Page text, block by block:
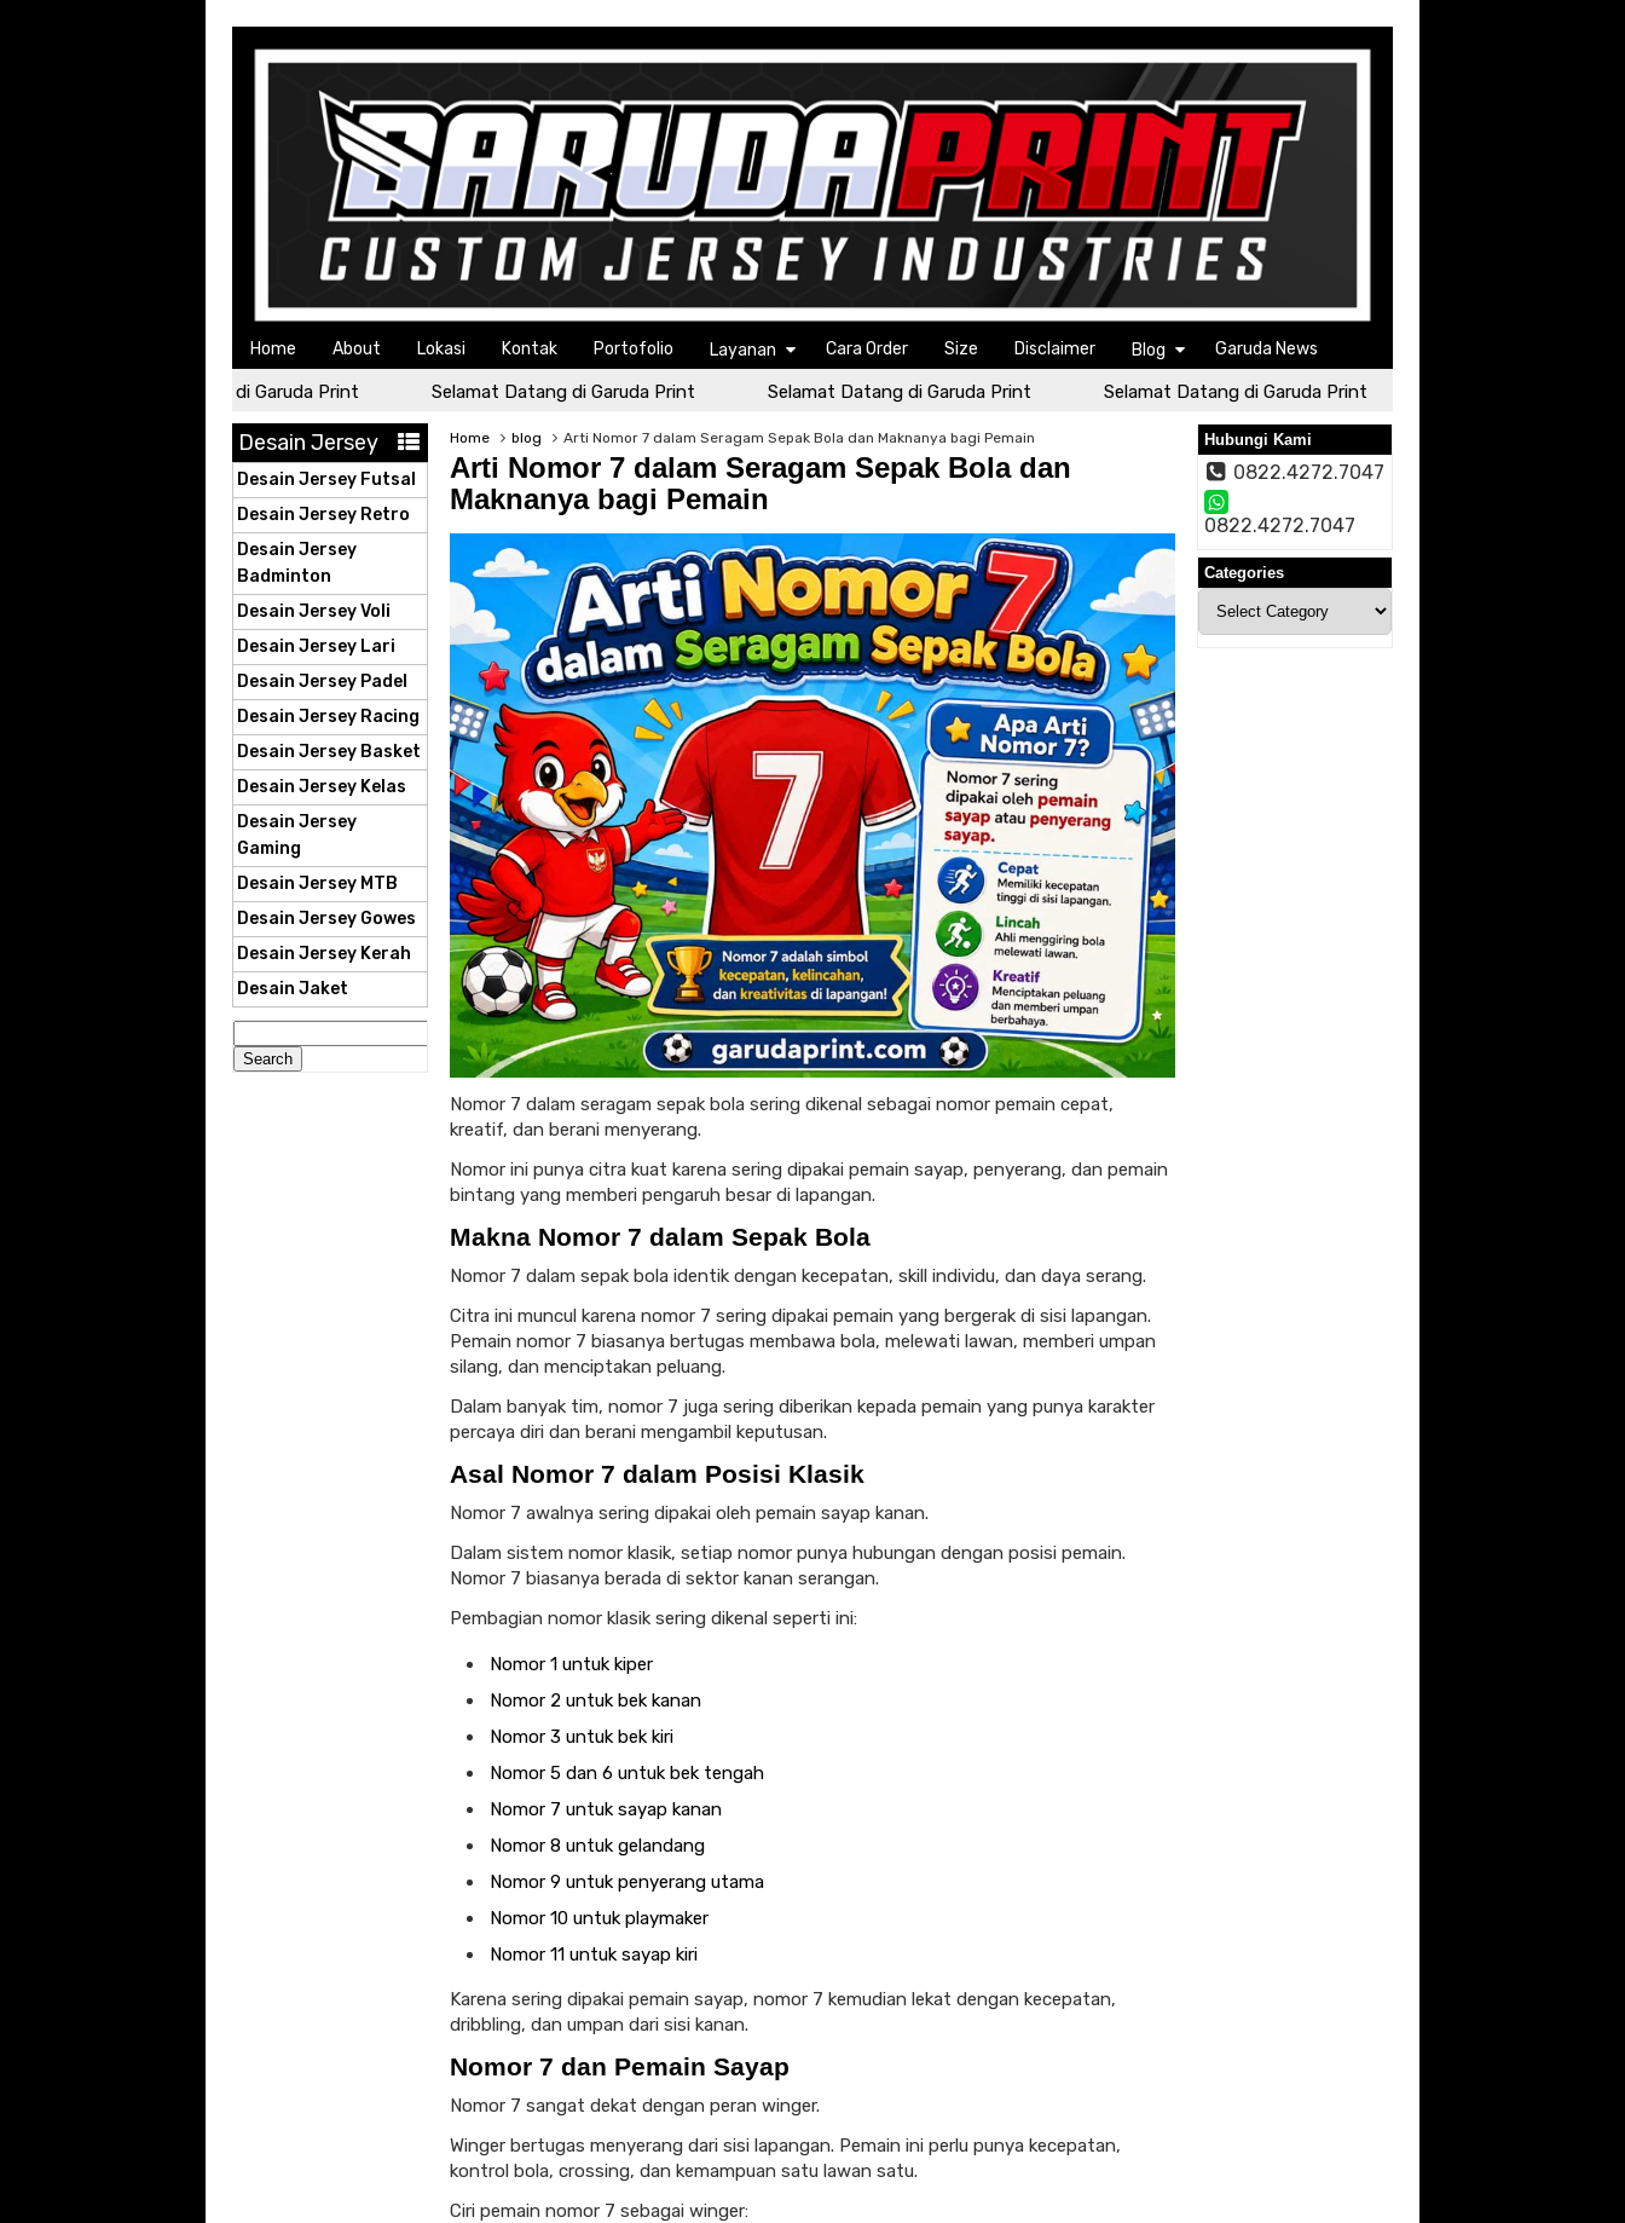
Home About Lokasi Kontak Portofolio Layanan Cara Order Size Disclaimer Blog Garuda News
Selamat Datang di Garuda Print Selamat Datang di Garuda Print Selamat Datang di Garuda Print Selamat Datang di Garuda Print
Home blog Arti Nomor 7 dalam Seragam Sepak Bola dan Maknanya bagi Pemain
Arti Nomor 7 dalam Seragam Sepak Bola dan
Maknanya bagi Pemain
Nomor 7 dalam seragam sepak bola sering dikenal sebagai nomor pemain cepat,
kreatif, dan berani menyerang.
Nomor ini punya citra kuat karena sering dipakai pemain sayap, penyerang, dan pemain
bintang yang memberi pengaruh besar di lapangan.
Makna Nomor 7 dalam Sepak Bola
Nomor 7 dalam sepak bola identik dengan kecepatan, skill individu, dan daya serang.
Citra ini muncul karena nomor 7 sering dipakai pemain yang bergerak di sisi lapangan.
Pemain nomor 7 biasanya bertugas membawa bola, melewati lawan, memberi umpan
silang, dan menciptakan peluang.
Dalam banyak tim, nomor 7 juga sering diberikan kepada pemain yang punya karakter
percaya diri dan berani mengambil keputusan.
Asal Nomor 7 dalam Posisi Klasik
Nomor 7 awalnya sering dipakai oleh pemain sayap kanan.
Dalam sistem nomor klasik, setiap nomor punya hubungan dengan posisi pemain.
Nomor 7 biasanya berada di sektor kanan serangan.
Pembagian nomor klasik sering dikenal seperti ini:
Nomor 1 untuk kiper
Nomor 2 untuk bek kanan
Nomor 3 untuk bek kiri
Nomor 5 dan 6 untuk bek tengah
Nomor 7 untuk sayap kanan
Nomor 8 untuk gelandang
Nomor 9 untuk penyerang utama
Nomor 10 untuk playmaker
Nomor 11 untuk sayap kiri
Karena sering dipakai pemain sayap, nomor 7 kemudian lekat dengan kecepatan,
dribbling, dan umpan dari sisi kanan.
Nomor 7 dan Pemain Sayap
Nomor 7 sangat dekat dengan peran winger.
Winger bertugas menyerang dari sisi lapangan. Pemain ini perlu punya kecepatan,
kontrol bola, crossing, dan kemampuan satu lawan satu.
Ciri pemain nomor 7 sebagai winger:
Desain Jersey
Desain Jersey Futsal
Desain Jersey Retro
Desain Jersey
Badminton
Desain Jersey Voli
Desain Jersey Lari
Desain Jersey Padel
Desain Jersey Racing
Desain Jersey Basket
Desain Jersey Kelas
Desain Jersey
Gaming
Desain Jersey MTB
Desain Jersey Gowes
Desain Jersey Kerah
Desain Jaket
for:
Hubungi Kami
0822.4272.7047
0822.4272.7047
Categories
Categories